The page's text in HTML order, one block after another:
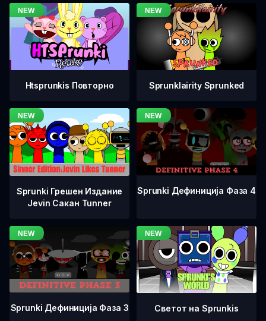
Htsprunkis Повторно Sprunklairity Sprunked
Sprunki Грешен Издание
Jevin Сакан Tunner
Sprunki Дефиниција Фаза 4
Sprunki Дефиниција Фаза 3 Светот на Sprunkis